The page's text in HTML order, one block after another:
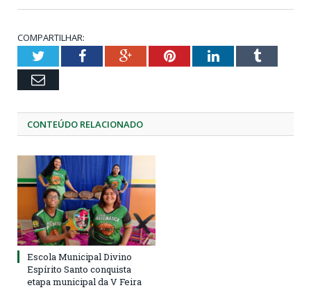
COMPARTILHAR:
TwitterFacebookGoogle+PinterestLinkedInTumblr
Email
CONTEÚDO RELACIONADO
Escola Municipal Divino
Espírito Santo conquista
etapa municipal da V Feira